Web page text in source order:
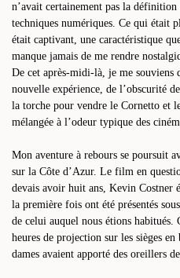
n’avait certainement pas la
techniques numériques. Ce qui était
était captivant, une caractéristique
manque jamais de me rendre
De cet après-midi-là, je me souviens
nouvelle expérience, de l’obscurité
la torche pour vendre le Cornetto et
mélangée à l’odeur typique des
Mon aventure à rebours se poursuit
sur la Côte d’Azur. Le film en
devais avoir huit ans, Kevin Costner
la première fois ont été présentés
de celui auquel nous étions habitués.
heures de projection sur les sièges
dames avaient apporté des oreillers